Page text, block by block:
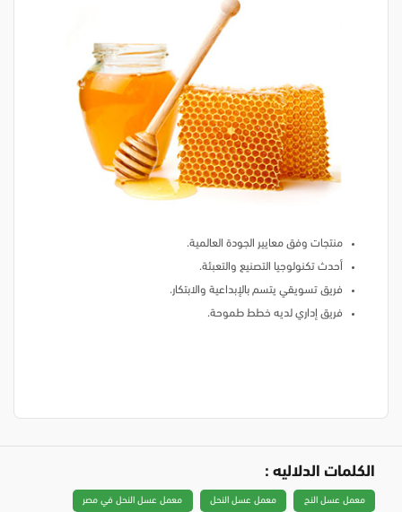
منتجات وفق معايير الجودة العالمية.
أحدث تكنولوجيا التصنيع والتعبئة.
فريق تسويقي يتسم بالإبداعية والابتكار.
فريق إداري لديه خطط طموحة.
الكلمات الدلاليه :
معمل عسل النح معمل عسل النحل معمل عسل النحل في مصر